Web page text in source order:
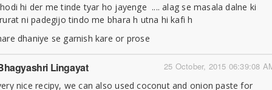
hi der me tinde tyar ho jayenge .... alag se masala dalne ki
ni padegijo tindo me bhara h utna hi kafi h
dhaniye se garnish kare or prose
25 October, 2015 06:39:08
Lingayat
nice recipy, we can also used coconut and onion paste for